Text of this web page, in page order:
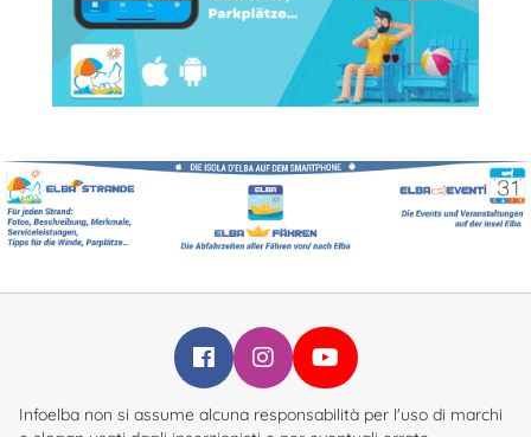
Infoelba su Facebook
Infoelba su Instagram
Infoelba su YouTube
Infoelba non si assume alcuna responsabilità per l'uso di marchi